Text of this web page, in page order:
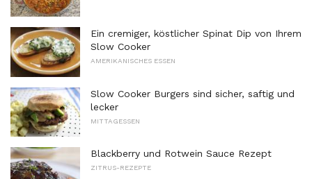
Ein cremiger, köstlicher Spinat Dip von Ihrem
Slow Cooker
AMERIKANISCHES ESSEN
Slow Cooker Burgers sind sicher, saftig und
lecker
MITTAGESSEN
Blackberry und Rotwein Sauce Rezept
ZITRUS-REZEPTE